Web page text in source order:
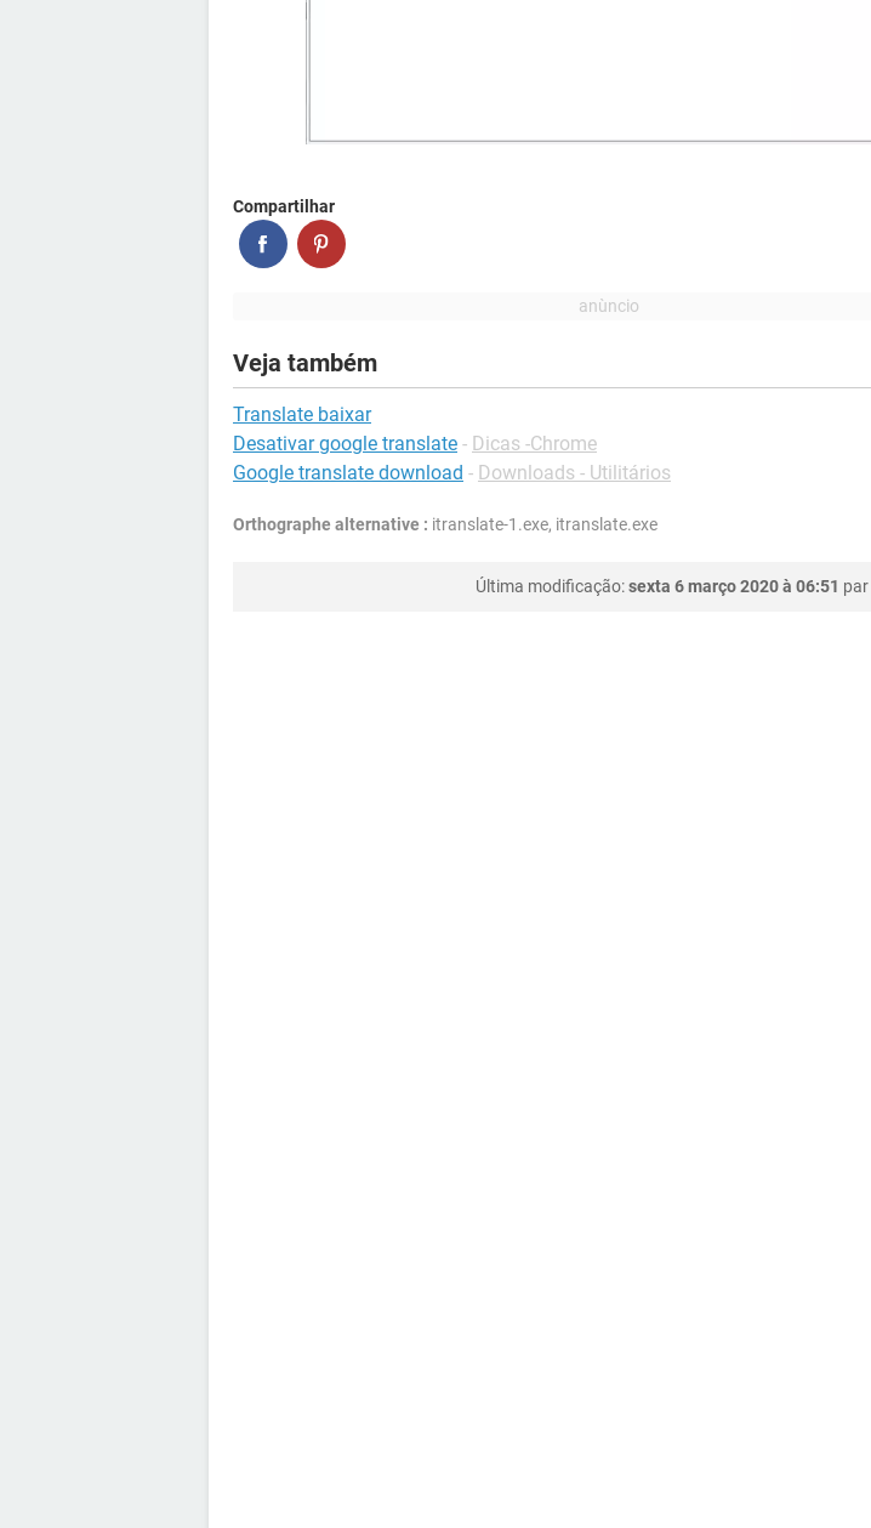
Compartilhar
Veja também
Translate baixar
Desativar google translate - Dicas -Chrome
Google translate download - Downloads - Utilitários
Orthographe alternative : itranslate-1.exe, itranslate.exe
Última modificação:sexta 6 março 2020 à 06:51 par